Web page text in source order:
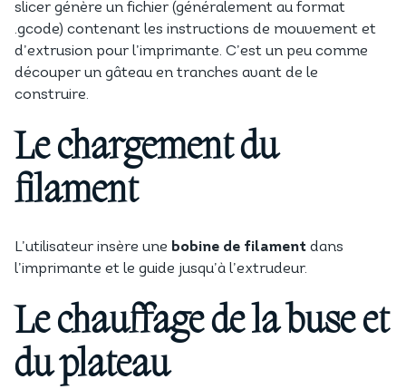
slicer génère un fichier (généralement au format
.gcode) contenant les instructions de mouvement et
d’extrusion pour l’imprimante. C’est un peu comme
découper un gâteau en tranches avant de le
construire.
Le chargement du
filament
L’utilisateur insère une bobine de filament dans
l’imprimante et le guide jusqu’à l’extrudeur.
Le chauffage de la buse et
du plateau